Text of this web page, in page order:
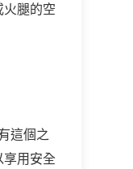
腿的空
這個之
用安全